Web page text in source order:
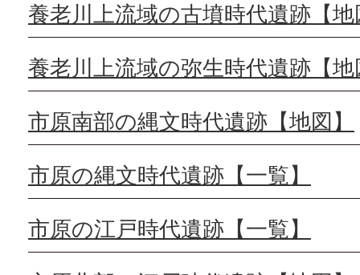
養老川上流域の古墳時代遺跡【地
養老川上流域の弥生時代遺跡【地
市原南部の縄文時代遺跡【地図】
市原の縄文時代遺跡【一覧】
市原の江戸時代遺跡【一覧】